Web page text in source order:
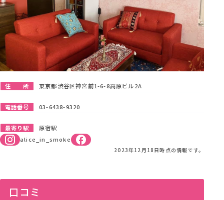
住 所 東京都渋谷区神宮前1-6-8高原ビル2A
電話番号 03-6438-9320
最寄り駅
原宿駅
alice_in_smoke
2023年12月18日時点の情報です。
口コミ